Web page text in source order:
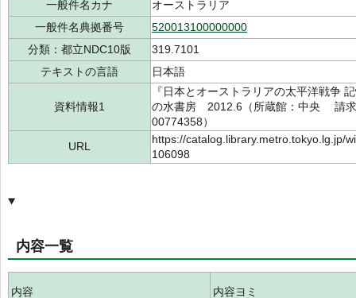
一般件名カナ
オーストラリア
一般件名典拠番号
520013100000000
分類：都立NDC10版
319.7101
テキストの言語
日本語
資料情報1
『日本とオーストラリアの太平洋戦
の水書房 2012.6（所蔵館：中央 請
00774358）
URL
https://catalog.library.metro.tokyo.lg.jp/
106098
内容一覧
内容 内容ヨミ